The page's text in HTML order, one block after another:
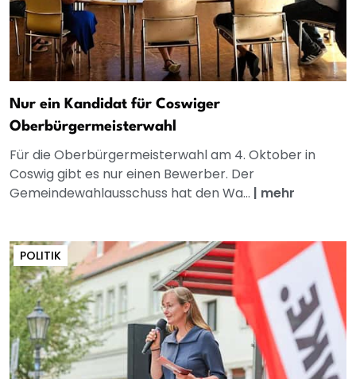
Nur ein Kandidat für Coswiger
Oberbürgermeisterwahl
Für die Oberbürgermeisterwahl am 4. Oktober in
Coswig gibt es nur einen Bewerber. Der
Gemeindewahlausschuss hat den Wa... | mehr
POLITIK